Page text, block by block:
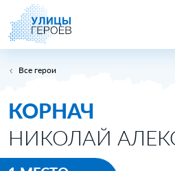
Все герои
КОРНАЧ
НИКОЛАЙ